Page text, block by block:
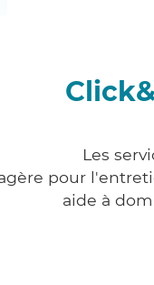
Les
pour
aide à